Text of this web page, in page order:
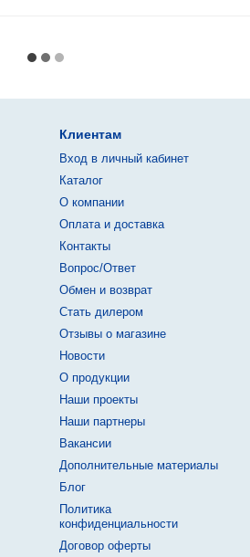
Клиентам
Вход в личный кабинет
Каталог
О компании
Оплата и доставка
Контакты
Вопрос/Ответ
Обмен и возврат
Стать дилером
Отзывы о магазине
Новости
О продукции
Наши проекты
Наши партнеры
Вакансии
Дополнительные материалы
Блог
Политика
конфиденциальности
Договор оферты